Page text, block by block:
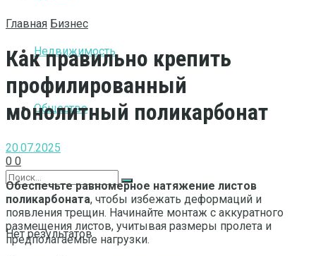
Недвижимость
Общество
Нет результатов
Главная Бизнес
Как правильно крепить
профилированный
монолитный поликарбонат
20.07.2025
0 0
Обеспечьте равномерное натяжение листов
поликарбоната, чтобы избежать деформаций и
появления трещин. Начинайте монтаж с аккуратного
размещения листов, учитывая размеры пролета и
предполагаемые нагрузки.